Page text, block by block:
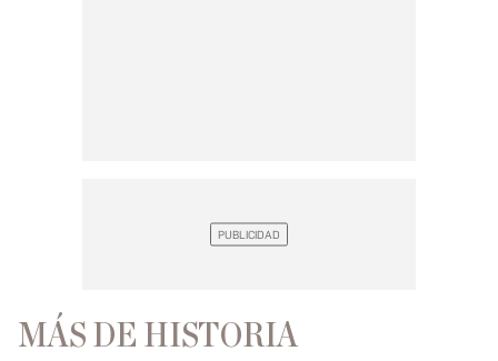
MÁS DE HISTORIA